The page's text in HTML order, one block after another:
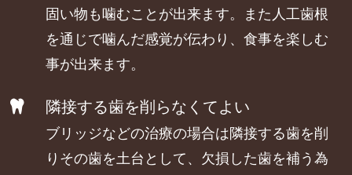
固い物も噛むことが出来ます。また人工歯根
を通じで噛んだ感覚が伝わり、食事を楽しむ
事が出来ます。
隣接する歯を削らなくてよい
ブリッジなどの治療の場合は隣接する歯を削
りその歯を土台として、欠損した歯を補う為